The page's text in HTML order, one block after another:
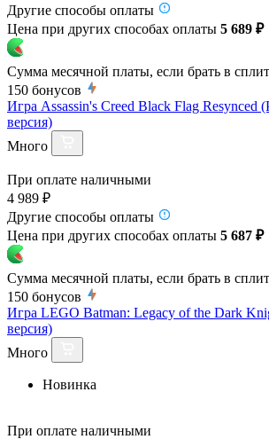
Другие способы оплаты
Цена при других способах оплаты 5 689 ₽
Сумма месячной платы, если брать в
150 бонусов
Игра Assassin's Creed Black Flag Resynced
версия)
Много
При оплате наличными
4 989 ₽
Другие способы оплаты
Цена при других способах оплаты 5 687 ₽
Сумма месячной платы, если брать в
150 бонусов
Игра LEGO Batman: Legacy of the Dark
версия)
Много
Новинка
При оплате наличными